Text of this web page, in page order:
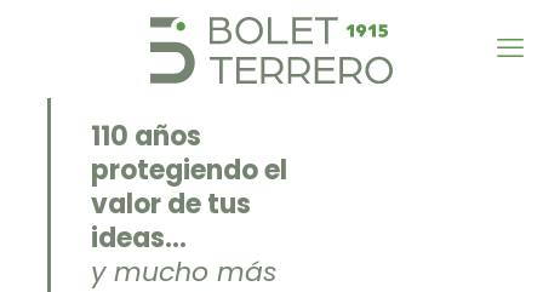
110 años
protegiendo el
valor de tus
ideas…
y mucho más